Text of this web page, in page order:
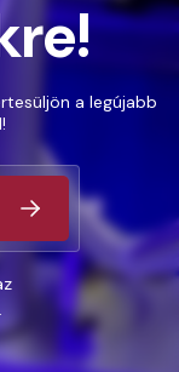
a legújabb
.